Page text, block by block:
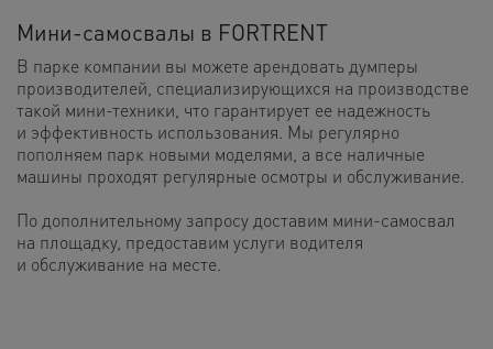
Мини-самосвалы в FORTRENT
В парке компании вы можете арендовать думперы
производителей, специализирующихся на производстве
такой мини-техники, что гарантирует ее надежность
и эффективность использования. Мы регулярно
пополняем парк новыми моделями, а все наличные
машины проходят регулярные осмотры и обслуживание.
По дополнительному запросу доставим мини-самосвал
на площадку, предоставим услуги водителя
и обслуживание на месте.